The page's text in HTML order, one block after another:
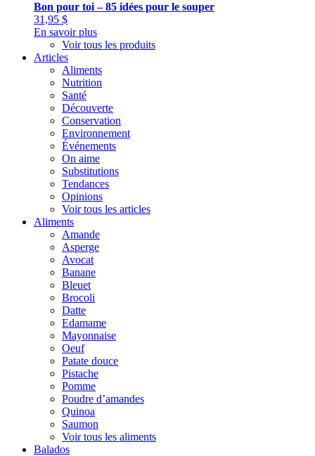
Bon pour toi – 85 idées pour le souper
31,95 $
En savoir plus
Voir tous les produits
Articles
Aliments
Nutrition
Santé
Découverte
Conservation
Environnement
Événements
On aime
Substitutions
Tendances
Opinions
Voir tous les articles
Aliments
Amande
Asperge
Avocat
Banane
Bleuet
Brocoli
Datte
Edamame
Mayonnaise
Oeuf
Patate douce
Pistache
Pomme
Poudre d’amandes
Quinoa
Saumon
Voir tous les aliments
Balados